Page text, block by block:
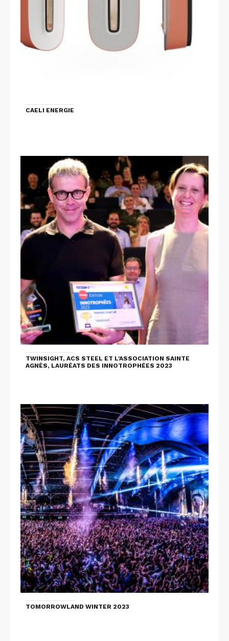
CAELI ENERGIE
TWINSIGHT, ACS STEEL ET L'ASSOCIATION SAINTE
AGNÈS, LAURÉATS DES INNOTROPHÉES 2023
TOMORROWLAND WINTER 2023